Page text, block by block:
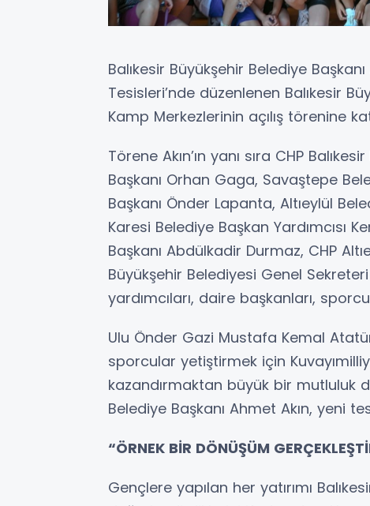
Balıkesir Büyükşehir Belediye
Tesisleri’nde düzenlenen Balıkesir
Kamp Merkezlerinin açılış törenine
Törene Akın’ın yanı sıra CHP
Başkanı Orhan Gaga, Savaştepe
Başkanı Önder Lapanta, Altıeylül
Karesi Belediye Başkan Yardımcısı
Başkanı Abdülkadir Durmaz, CHP
Büyükşehir Belediyesi Genel
yardımcıları, daire başkanları,
Ulu Önder Gazi Mustafa Kemal
sporcular yetiştirmek için
kazandırmaktan büyük bir mutluluk
Belediye Başkanı Ahmet Akın, yeni
“ÖRNEK BİR DÖNÜŞÜM
Gençlere yapılan her yatırımı